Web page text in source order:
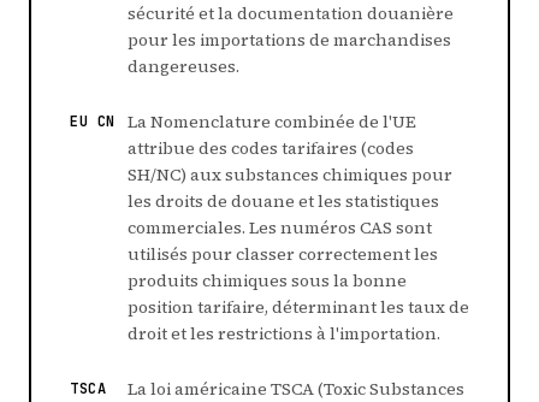
sécurité et la documentation douanière
pour les importations de marchandises
dangereuses.
EU CN
La Nomenclature combinée de l'UE
attribue des codes tarifaires (codes
SH/NC) aux substances chimiques pour
les droits de douane et les statistiques
commerciales. Les numéros CAS sont
utilisés pour classer correctement les
produits chimiques sous la bonne
position tarifaire, déterminant les taux de
droit et les restrictions à l'importation.
TSCA
La loi américaine TSCA (Toxic Substances